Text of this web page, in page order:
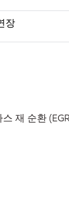
장
스 재 순환